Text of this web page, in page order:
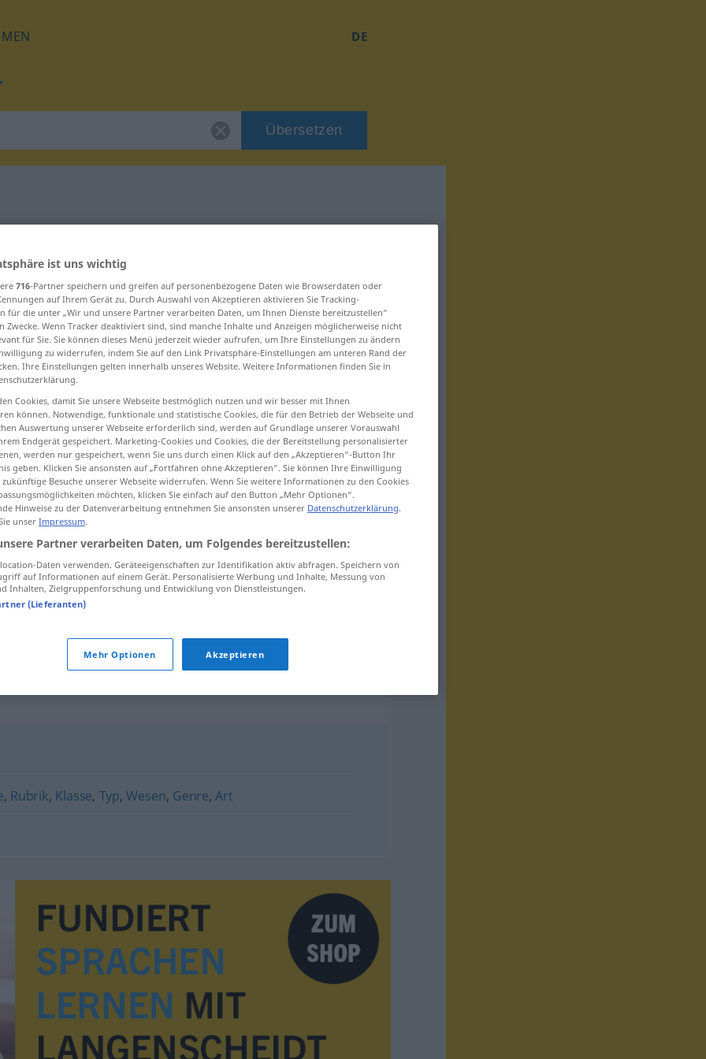
DE
Übersetzen
"Sorte"
Sorte WIRTSCH (≈ Marke)
Sorten PL FIN
, Rubrik, Klasse, Typ,Wesen, Genre,Art
ist uns wichtig
716-Partner speichern und greifen auf personenbezogene Daten wie Browserdaten oder
auf Ihrem Gerät zu. Durch Auswahl von Akzeptieren aktivieren Sie Tracking-
für die unter „Wir und unsere Partner verarbeiten Daten, um Ihnen Dienste bereitzustellen“
Zwecke. Wenn Tracker deaktiviert sind, sind manche Inhalte und Anzeigen möglicherweise nicht
für Sie. Sie können dieses Menü jederzeit wieder aufrufen, um Ihre Einstellungen zu ändern
zu widerrufen, indem Sie auf den Link Privatsphäre-Einstellungen am unteren Rand der
Ihre Einstellungen gelten innerhalb unseres Website. Weitere Informationen finden Sie in
Cookies, damit Sie unsere Webseite bestmöglich nutzen und wir besser mit Ihnen
können. Notwendige, funktionale und statistische Cookies, die für den Betrieb der Webseite und
Auswertung unserer Webseite erforderlich sind, werden auf Grundlage unserer Vorauswahl
Endgerät gespeichert. Marketing-Cookies und Cookies, die der Bereitstellung personalisierter
werden nur gespeichert, wenn Sie uns durch einen Klick auf den „Akzeptieren“-Button Ihr
geben. Klicken Sie ansonsten auf „Fortfahren ohne Akzeptieren“. Sie können Ihre Einwilligung
Besuche unserer Webseite widerrufen. Wenn Sie weitere Informationen zu den Cookies
möchten, klicken Sie einfach auf den Button „Mehr Optionen“.
Hinweise zu der Datenverarbeitung entnehmen Sie ansonsten unserer Datenschutzerklärung.
unser Impressum.
Partner verarbeiten Daten, um Folgendes bereitzustellen:
Daten verwenden. Geräteeigenschaften zur Identifikation aktiv abfragen. Speichern von
auf Informationen auf einem Gerät. Personalisierte Werbung und Inhalte, Messung von
Inhalten, Zielgruppenforschung und Entwicklung von Dienstleistungen.
(Lieferanten)
Mehr Optionen Akzeptieren